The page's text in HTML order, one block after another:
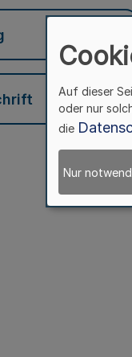
Auf dieser
oder nur
die
Nur